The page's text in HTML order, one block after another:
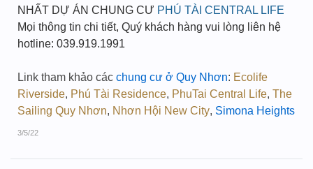
NHẤT DỰ ÁN CHUNG CƯ PHÚ TÀI CENTRAL LIFE
Mọi thông tin chi tiết, Quý khách hàng vui lòng liên hệ
hotline: 039.919.1991
Link tham khảo các chung cư ở Quy Nhơn: Ecolife
Riverside, Phú Tài Residence, PhuTai Central Life, The
Sailing Quy Nhơn, Nhơn Hội New City, Simona Heights
3/5/22